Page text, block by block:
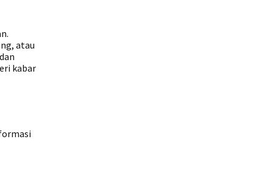
atau
kabar